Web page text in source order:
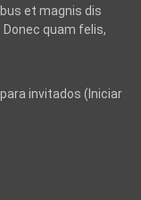
et magnis dis
quam felis,
invitados ( Iniciar